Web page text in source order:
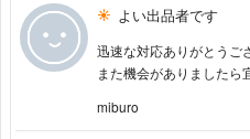
よい出品者です
迅速な対応ありがとうご
また機会がありましたら
miburo